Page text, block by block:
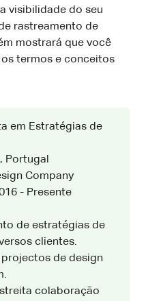
visibilidade do seu
rastreamento de
mostrará que você
termos e conceitos
em Estratégias de
Portugal
Company
- Presente
de estratégias de
clientes.
de design
colaboração